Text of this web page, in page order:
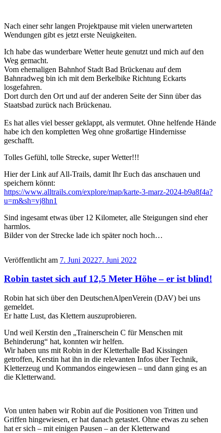
Nach einer sehr langen Projektpause mit vielen unerwarteten
Wendungen gibt es jetzt erste Neuigkeiten.
Ich habe das wunderbare Wetter heute genutzt und mich auf den
Weg gemacht.
Vom ehemaligen Bahnhof Stadt Bad Brückenau auf dem
Bahnradweg bin ich mit dem Berkelbike Richtung Eckarts
losgefahren.
Dort durch den Ort und auf der anderen Seite der Sinn über das
Staatsbad zurück nach Brückenau.
Es hat alles viel besser geklappt, als vermutet. Ohne helfende Hände
habe ich den kompletten Weg ohne großartige Hindernisse
geschafft.
Tolles Gefühl, tolle Strecke, super Wetter!!!
Hier der Link auf All-Trails, damit Ihr Euch das anschauen und
speichern könnt:
https://www.alltrails.com/explore/map/karte-3-marz-2024-b9a8f4a?
u=m&sh=vj8hn1
Sind ingesamt etwas über 12 Kilometer, alle Steigungen sind eher
harmlos.
Bilder von der Strecke lade ich später noch hoch…
Veröffentlicht am 7. Juni 20227. Juni 2022
Robin tastet sich auf 12,5 Meter Höhe – er ist blind!
Robin hat sich über den DeutschenAlpenVerein (DAV) bei uns
gemeldet.
Er hatte Lust, das Klettern auszuprobieren.
Und weil Kerstin den „Trainerschein C für Menschen mit
Behinderung“ hat, konnten wir helfen.
Wir haben uns mit Robin in der Kletterhalle Bad Kissingen
getroffen, Kerstin hat ihn in die relevanten Infos über Technik,
Kletterzeug und Kommandos eingewiesen – und dann ging es an
die Kletterwand.
Von unten haben wir Robin auf die Positionen von Tritten und
Griffen hingewiesen, er hat danach getastet. Ohne etwas zu sehen
hat er sich – mit einigen Pausen – an der Kletterwand